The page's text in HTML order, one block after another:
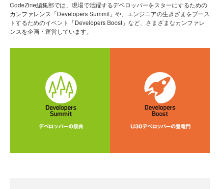
CodeZine編集部では、現場で活躍するデベロッパーをスターにするための
カンファレンス「Developers Summit」や、エンジニアの生きざまをブース
トするためのイベント「Developers Boost」など、さまざまなカンファレ
ンスを企画・運営しています。